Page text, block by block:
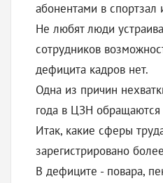
абонентами в спортзал
Не любят люди
сотрудников
дефицита кадров нет.
Одна из причин
года в ЦЗН
Итак, какие сферы
зарегистрировано
В дефиците - повара,